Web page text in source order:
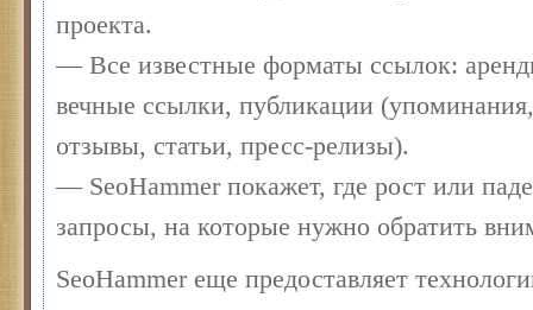
проекта.
— Все известные форматы ссылок:
вечные ссылки, публикации
отзывы, статьи, пресс-релизы).
— SeoHammer покажет, где рост или
запросы, на которые нужно обратить
SeoHammer еще предоставляет